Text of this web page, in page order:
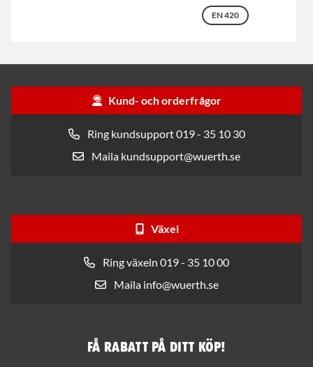
EN 420
Kund- och orderfrågor
Ring kundsupport 019 - 35 10 30
Maila kundsupport@wuerth.se
Växel
Ring växeln 019 - 35 10 00
Maila info@wuerth.se
Få rabatt på ditt köp!